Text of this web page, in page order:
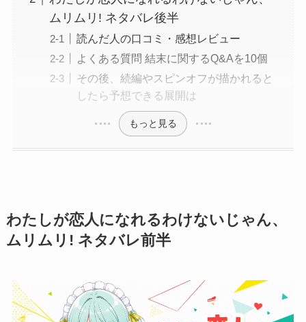
ムリムリ! ネタバレ後半
読んだ人の口コミ・感想レビュー
よくある質問 結末に関するQ&Aを10個
その後、続編やスピンオフが描かれると
したら予想できる展開は
もっと見る
わたしが恋人になれるわけないじゃん、
ムリムリ! ネタバレ前半